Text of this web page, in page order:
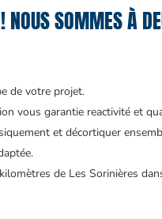
NOUS SOMMES À
de votre projet.
vous garantie reactivité et
et décortiquer
de Les Sorinières